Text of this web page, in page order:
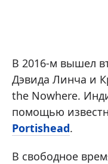
В 2016-м вышел
Дэвида Линча и
the Nowhere.
помощью
Portishead.
В свободное